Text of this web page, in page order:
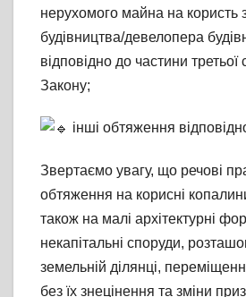
нерухомого майна на користь
будівництва/девелопера
відповідно до частини третьої
Закону;
інші обтяження
Звертаємо увагу, що речові
обтяження на корисні
також на малі архітектурні
некапітальні споруди,
земельній ділянці,
без їх знецінення та зміни